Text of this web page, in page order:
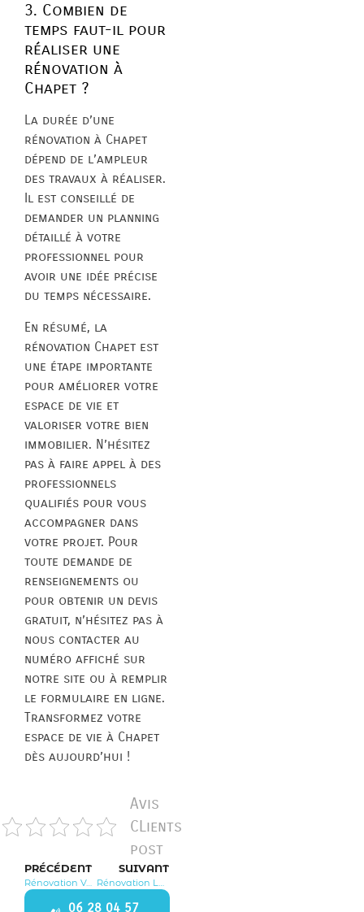
3. Combien de
temps faut-il pour
réaliser une
rénovation à
Chapet ?
La durée d’une
rénovation à Chapet
dépend de l’ampleur
des travaux à réaliser.
Il est conseillé de
demander un planning
détaillé à votre
professionnel pour
avoir une idée précise
du temps nécessaire.
En résumé, la
rénovation Chapet est
une étape importante
pour améliorer votre
espace de vie et
valoriser votre bien
immobilier. N’hésitez
pas à faire appel à des
professionnels
qualifiés pour vous
accompagner dans
votre projet. Pour
toute demande de
renseignements ou
pour obtenir un devis
gratuit, n’hésitez pas à
nous contacter au
numéro affiché sur
notre site ou à remplir
le formulaire en ligne.
Transformez votre
espace de vie à Chapet
dès aujourd’hui !
Avis
CLients
post
PRÉCÉDENT
Rénovation Vélizy Villacoublay 78129
SUIVANT
06 28 04 57